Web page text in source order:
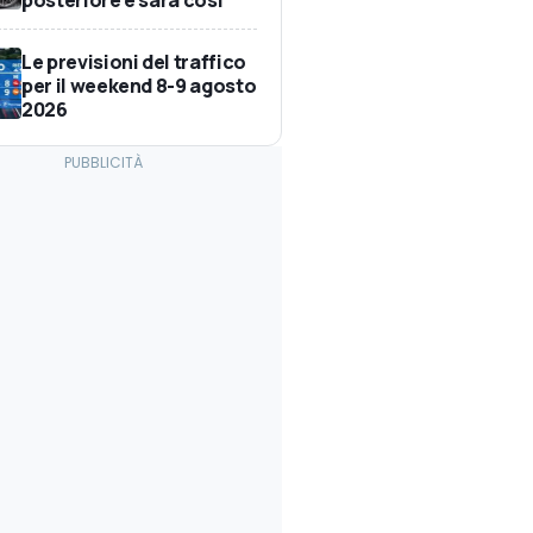
Le previsioni del traffico
per il weekend 8-9 agosto
2026